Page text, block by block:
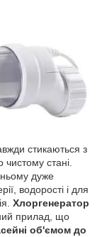
стикаються з
стані.
дуже
водорості і для
Хлоргенератор
прилад, що
об'ємом до